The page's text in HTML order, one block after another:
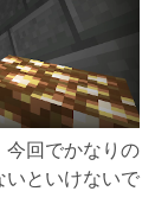
今回でかなりの
いといけないで